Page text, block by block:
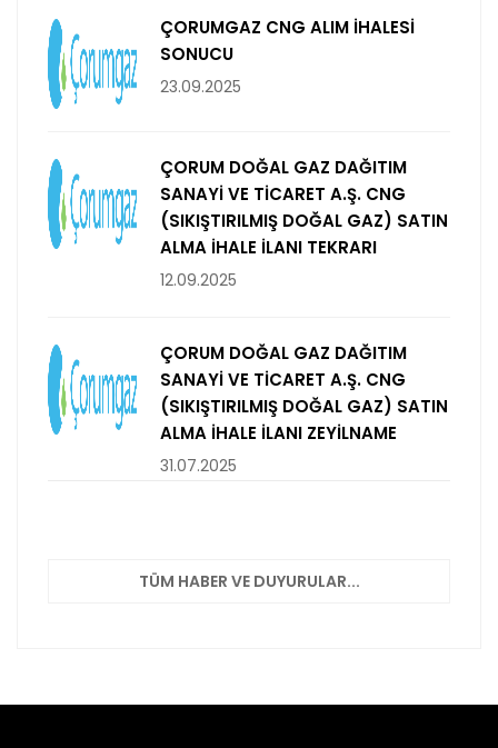
ÇORUMGAZ CNG ALIM İHALESİ
SONUCU
23.09.2025
ÇORUM DOĞAL GAZ DAĞITIM
SANAYİ VE TİCARET A.Ş. CNG
(SIKIŞTIRILMIŞ DOĞAL GAZ) SATIN
ALMA İHALE İLANI TEKRARI
12.09.2025
ÇORUM DOĞAL GAZ DAĞITIM
SANAYİ VE TİCARET A.Ş. CNG
(SIKIŞTIRILMIŞ DOĞAL GAZ) SATIN
ALMA İHALE İLANI ZEYİLNAME
31.07.2025
TÜM HABER VE DUYURULAR...